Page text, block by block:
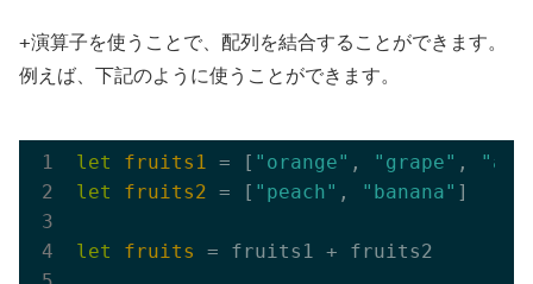
+演算子を使うことで、配列を結合することができます。
例えば、下記のように使うことができます。
let fruits1 = [ "orange" , "grape" ,
let
fruits2 = [ "peach" , "banana" ]
let fruits = fruits1 + fruits2